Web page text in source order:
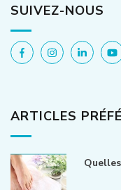
SUIVEZ-NOUS
ARTICLES